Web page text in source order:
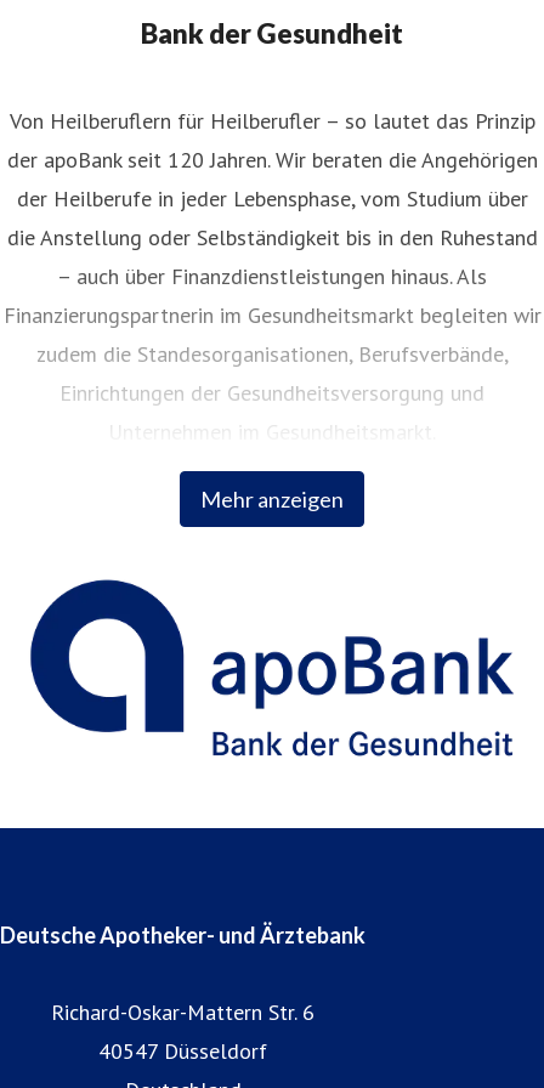
Bank der Gesundheit
Mehr anzeigen
Von Heilberuflern für Heilberufler – so lautet das Prinzip
der apoBank seit 120 Jahren. Wir beraten die Angehörigen
der Heilberufe in jeder Lebensphase, vom Studium über
die Anstellung oder Selbständigkeit bis in den Ruhestand
– auch über Finanzdienstleistungen hinaus. Als
Finanzierungspartnerin im Gesundheitsmarkt begleiten wir
zudem die Standesorganisationen, Berufsverbände,
Einrichtungen der Gesundheitsversorgung und
Unternehmen im Gesundheitsmarkt.
Deutsche Apotheker- und Ärztebank
Richard-Oskar-Mattern Str. 6
40547 Düsseldorf